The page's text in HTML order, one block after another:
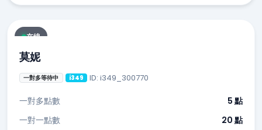
在線
莫妮
一對多等待中 i349 ID: i349_300770
一對多點數
5 點
一對一點數
20 點